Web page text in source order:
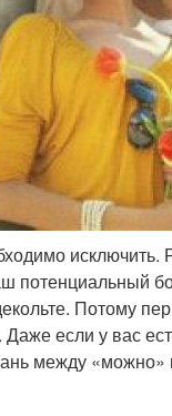
исключить.
потенциальный
Потому
если у вас
между «можно»